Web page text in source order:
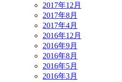
2017年12月
2017年8月
2017年4月
2016年12月
2016年9月
2016年8月
2016年5月
2016年3月